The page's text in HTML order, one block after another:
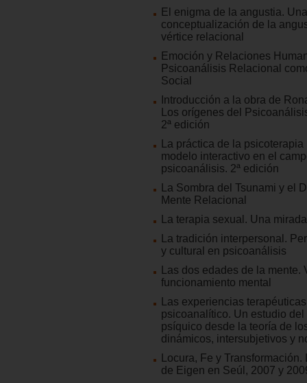
El enigma de la angustia. Una
conceptualización de la
vértice relacional
Emoción y Relaciones
Psicoanálisis Relacional
Social
Introducción a la obra de
Los orígenes del
2ª edición
La práctica de la
modelo interactivo en el
psicoanálisis. 2ª edición
La Sombra del Tsunami y el
Mente Relacional
La terapia sexual. Una
La tradición interpersonal.
y cultural en psicoanálisis
Las dos edades de la
funcionamiento mental
Las experiencias
psicoanalítico. Un estudio del
psíquico desde la teoría de
dinámicos, intersubjetivos y
Locura, Fe y
de Eigen en Seúl, 2007 y